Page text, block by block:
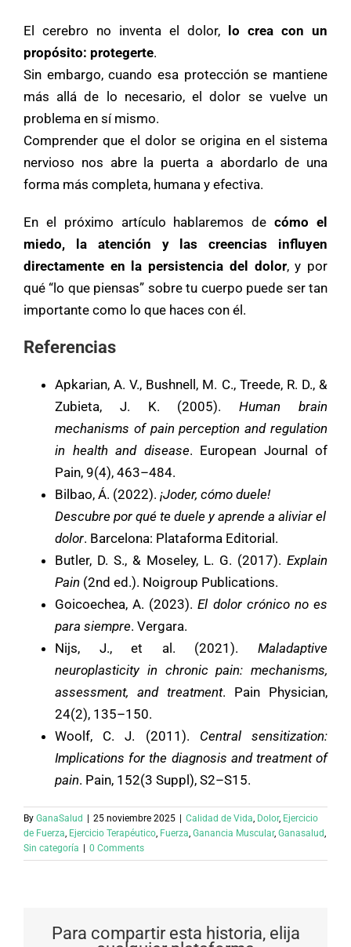
El cerebro no inventa el dolor,
lo crea con un
propósito: protegerte.
Sin embargo, cuando esa protección se mantiene
más allá de lo necesario, el dolor se vuelve un
problema en sí mismo.
Comprender que el dolor se origina en el sistema
nervioso nos abre la puerta a abordarlo de una
forma más completa, humana y efectiva.
En el próximo artículo hablaremos decómo el
miedo, la atención y las creencias influyen
directamente en la persistencia del dolor, y por
qué “lo que piensas” sobre tu cuerpo puede ser tan
importante como lo que haces con él.
Referencias
Apkarian, A. V., Bushnell, M. C., Treede, R. D., &
Zubieta, J. K. (2005).Human brain
mechanisms of pain perception and regulation
in health and disease. European Journal of
Pain, 9(4), 463–484.
Bilbao, Á. (2022). ¡Joder, cómo duele!
Descubre por qué te duele y aprende a aliviar el
dolor. Barcelona: Plataforma Editorial.
Butler, D. S., & Moseley, L. G. (2017). Explain
Pain (2nd ed.). Noigroup Publications.
Goicoechea, A. (2023).El dolor crónico no es
para siempre. Vergara.
Nijs, J., et al. (2021). Maladaptive
neuroplasticity in chronic pain: mechanisms,
assessment, and treatment. Pain Physician,
24(2), 135–150.
Woolf, C. J. (2011). Central sensitization:
Implications for the diagnosis and treatment of
pain. Pain, 152(3 Suppl), S2–S15.
By GanaSalud 25 noviembre 2025 Calidad de Vida, Dolor, Ejercicio
de Fuerza, Ejercicio Terapéutico, Fuerza, Ganancia Muscular, Ganasalud,
Sin categoría
0 Comments
Para compartir esta historia, elija